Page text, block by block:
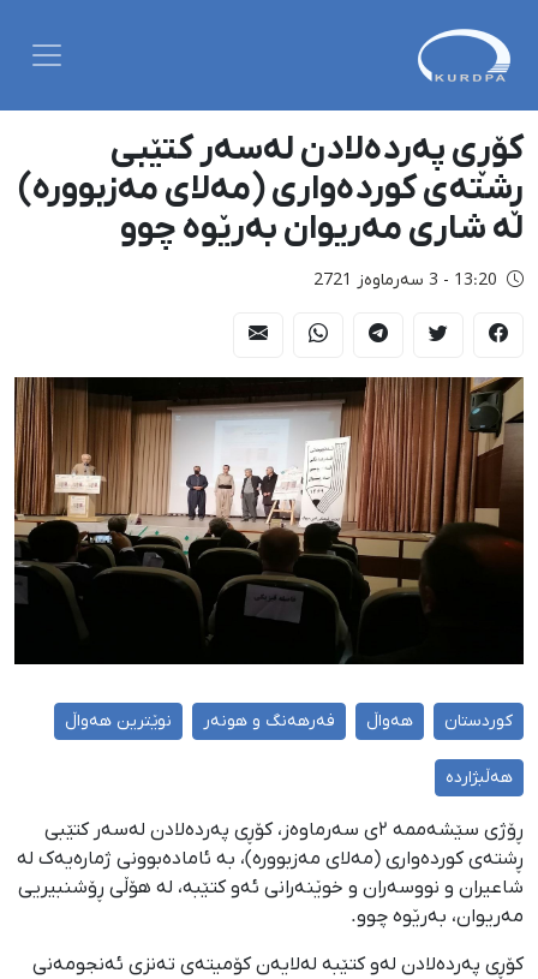
کۆڕی پەردەلادن لەسەر کتێبی
ڕشتەی کوردەواری (مەلای مەزبوورە)
لە شاری مەریوان بەرێوە چوو
13:20 - 3 سەرماوەز 2721
کوردستان هەواڵ فەرهەنگ و هونەر نوێترین هەواڵ
هەڵبژاردە
ڕۆژی سێشەممە ٢ی سەرماوەز، کۆڕی پەردەلادن لەسەر کتێبی
ڕشتەی کوردەواری (مەلای مەزبوورە)، بە ئامادەبوونی ژمارەیەک لە
شاعیران و نووسەران و خوێنەرانی ئەو کتێبە، لە هۆڵی ڕۆشنبیریی
مەریوان، بەرێوە چوو.
کۆڕی پەردەلادن لەو کتێبە لەلایەن کۆمیتەی تەنزی ئەنجومەنی